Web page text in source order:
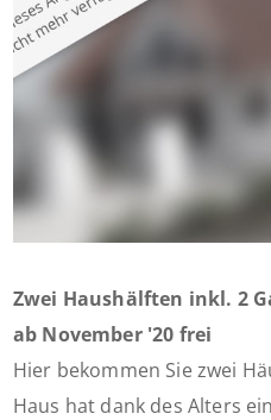
Zwei Haushälften inkl. 2
ab November '20 frei
Hier bekommen Sie zwei
Haus hat dank des Alters